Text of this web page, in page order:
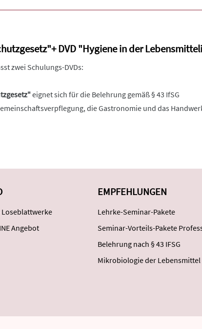
DVD "Hygiene in der
zwei Schulungs-DVDs:
eignet sich für die Belehrung gemäß § 43 IfSG
die Gastronomie und das
Loseblattwerke
Angebot
EMPFEHLUNGEN
Lehrke-Seminar-Pakete
Seminar-Vorteils-Pakete
Belehrung nach § 43 IFSG
Mikrobiologie der Lebensmittel